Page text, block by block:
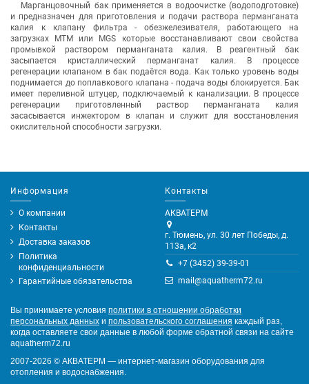
Марганцовочный бак применяется в водоочистке (водоподготовке)
и предназначен для приготовления и подачи раствора перманганата
калия к клапану фильтра - обезжелезивателя, работающего на
загрузках МТМ или MGS которые восстанавливают свои свойства
промывкой раствором перманганата калия. В реагентный бак
засыпается кристаллический перманганат калия. В процессе
регенерации клапаном в бак подаётся вода. Как только уровень воды
поднимается до поплавкового клапана - подача воды блокируется. Бак
имеет переливной штуцер, подключаемый к канализации. В процессе
регенерации приготовленный раствор перманганата калия
засасывается инжектором в клапан и служит для восстановления
окислительной способности загрузки.
Информация
О компании
Контакты
Доставка заказов
Политика
конфиденциальности
Гарантийные обязательства
Контакты
АКВАТЕРМ
г. Тюмень, ул. 30 лет Победы, д.
113а, к2
+7 (3452) 39-39-01
mail@aquatherm72.ru
Вы принимаете условия политики в отношении обработки
персональных данных и пользовательского соглашения каждый раз,
когда оставляете свои данные в любой форме обратной связи на сайте
aquatherm72.ru
2007-2026 © АКВАТЕРМ — интернет-магазин оборудования для
отопления и водоснабжения.